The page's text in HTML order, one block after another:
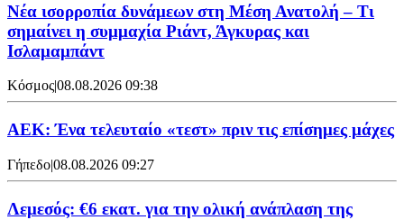
Νέα ισορροπία δυνάμεων στη Μέση Ανατολή – Τι
σημαίνει η συμμαχία Ριάντ, Άγκυρας και
Ισλαμαμπάντ
Κόσμος|08.08.2026 09:38
ΑΕΚ: Ένα τελευταίο «τεστ» πριν τις επίσημες μάχες
Γήπεδο|08.08.2026 09:27
Λεμεσός: €6 εκατ. για την ολική ανάπλαση της